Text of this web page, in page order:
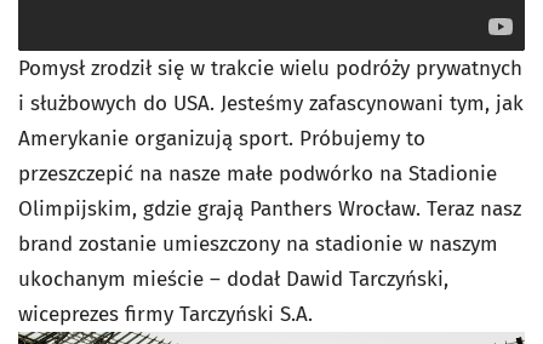
Pomysł zrodził się w trakcie wielu podróży prywatnych
i służbowych do USA. Jesteśmy zafascynowani tym, jak
Amerykanie organizują sport. Próbujemy to
przeszczepić na nasze małe podwórko na Stadionie
Olimpijskim, gdzie grają Panthers Wrocław. Teraz nasz
brand zostanie umieszczony na stadionie w naszym
ukochanym mieście – dodał Dawid Tarczyński,
wiceprezes firmy Tarczyński S.A.